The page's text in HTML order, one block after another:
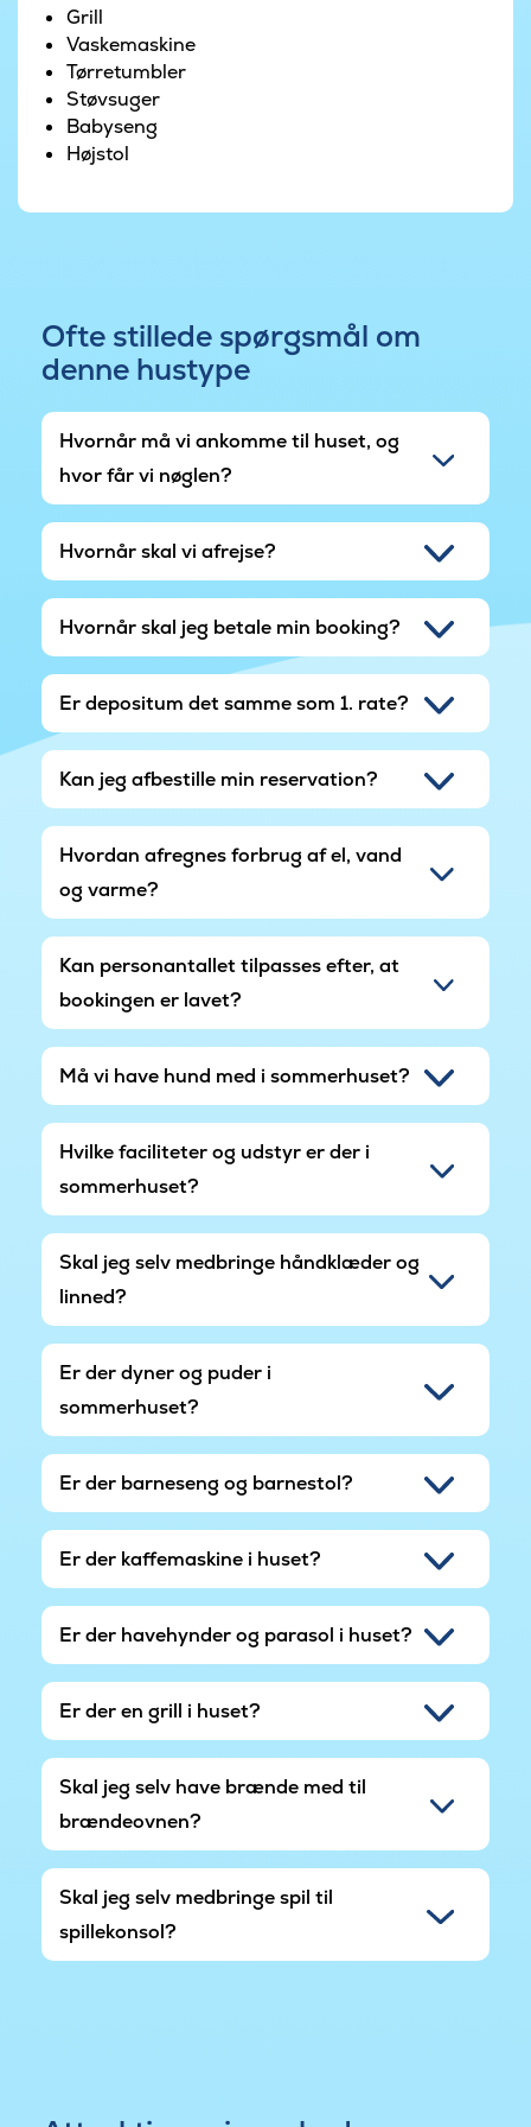
leges i sandkassen. Hele flokken kan også samles
omkring bålet ved havens bålplads. Har man
mod på det kan der overnattes i havens shelter.
Grill
Vaskemaskine
Tørretumbler
Støvsuger
Babyseng
Højstol
Ofte stillede spørgsmål om
denne hustype
Hvornår må vi ankomme til huset, og
hvor får vi nøglen?
Hvornår skal vi afrejse?
Hvornår skal jeg betale min booking?
Er depositum det samme som 1. rate?
Kan jeg afbestille min reservation?
Hvordan afregnes forbrug af el, vand
og varme?
Kan personantallet tilpasses efter, at
bookingen er lavet?
Må vi have hund med i sommerhuset?
Hvilke faciliteter og udstyr er der i
sommerhuset?
Skal jeg selv medbringe håndklæder og
linned?
Er der dyner og puder i
sommerhuset?
Er der barneseng og barnestol?
Er der kaffemaskine i huset?
Er der havehynder og parasol i huset?
Er der en grill i huset?
Skal jeg selv have brænde med til
brændeovnen?
Skal jeg selv medbringe spil til
spillekonsol?